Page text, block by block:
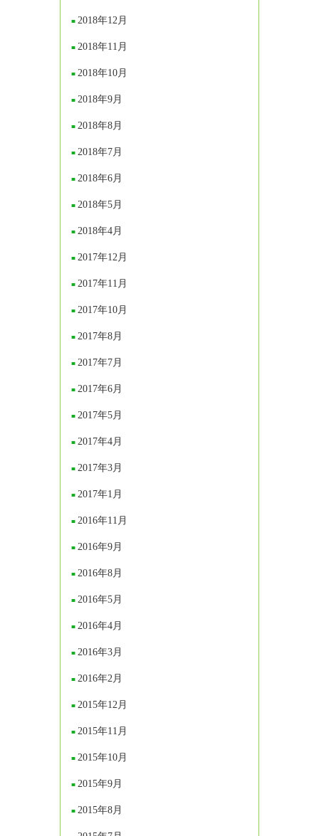
2018年12月
2018年11月
2018年10月
2018年9月
2018年8月
2018年7月
2018年6月
2018年5月
2018年4月
2017年12月
2017年11月
2017年10月
2017年8月
2017年7月
2017年6月
2017年5月
2017年4月
2017年3月
2017年1月
2016年11月
2016年9月
2016年8月
2016年5月
2016年4月
2016年3月
2016年2月
2015年12月
2015年11月
2015年10月
2015年9月
2015年8月